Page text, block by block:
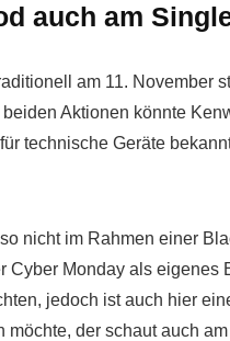
auch am
am 11. November
Aktionen könnte
technische Geräte
nicht im Rahmen einer
Cyber Monday als
jedoch ist auch hier
möchte, der schaut auch am